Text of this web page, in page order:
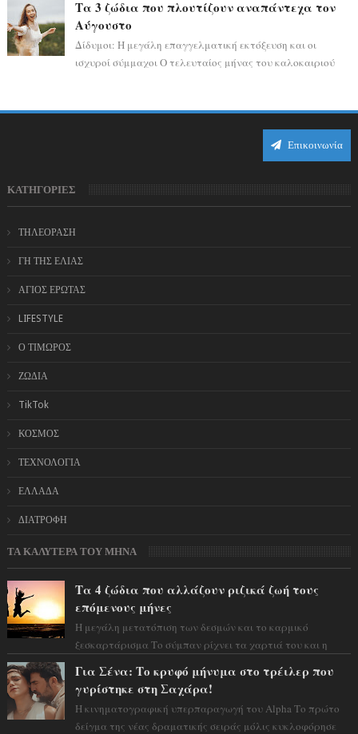
Τα 3 ζώδια που πλουτίζουν αναπάντεχα τον
Αύγουστο
Δίδυμοι: Η μεγάλη επαγγελματική εκτόξευση και οι
ισχυροί σύμμαχοι Ο τελευταίος μήνας του καλοκαιριού
Επικοινωνία
ΚΑΤΗΓΟΡΙΕΣ
ΤΗΛΕΟΡΑΣΗ
ΓΗ ΤΗΣ ΕΛΙΑΣ
ΑΓΙΟΣ ΕΡΩΤΑΣ
LIFESTYLE
Ο ΤΙΜΩΡΟΣ
ΖΩΔΙΑ
TikTok
ΚΟΣΜΟΣ
ΤΕΧΝΟΛΟΓΙΑ
ΕΛΛΑΔΑ
ΔΙΑΤΡΟΦΗ
ΤΑ ΚΑΛΥΤΕΡΑ ΤΟΥ ΜΗΝΑ
Τα 4 ζώδια που αλλάζουν ριζικά ζωή τους
επόμενους μήνες
Η μεγάλη μετατόπιση των δεσμών και το καρμικό
ξεσκαρτάρισμα Το σύμπαν ρίχνει τα χαρτιά του και η
Για Σένα: Το κρυφό μήνυμα στο τρέιλερ που
γυρίστηκε στη Σαχάρα!
Η κινηματογραφική υπερπαραγωγή του Alpha Το πρώτο
δείγμα της νέας δραματικής σειράς μόλις κυκλοφόρησε